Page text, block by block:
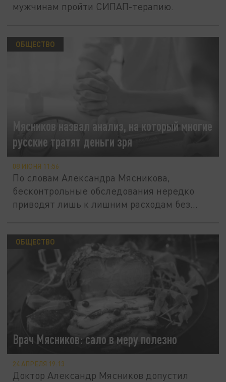
мужчинам пройти СИПАП-терапию.
Мясников назвал анализ, на который многие
русские тратят деньги зря
ОБЩЕСТВО
08 ИЮНЯ 11:56
По словам Александра Мясникова,
бесконтрольные обследования нередко
приводят лишь к лишним расходам без...
Врач Мясников: сало в меру полезно
ОБЩЕСТВО
24 АПРЕЛЯ 19:13
Доктор Александр Мясников допустил